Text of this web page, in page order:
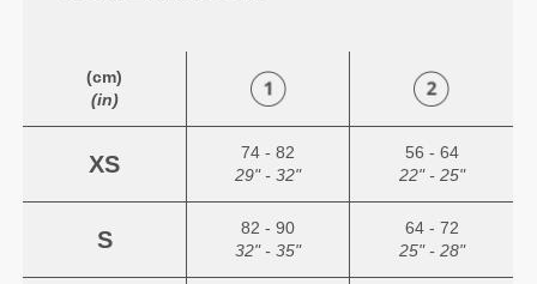
(cm)
(in)
XS
74 - 82
29" - 32"
56 - 64
22" - 25"
S
82 - 90
32" - 35"
64 - 72
25" - 28"